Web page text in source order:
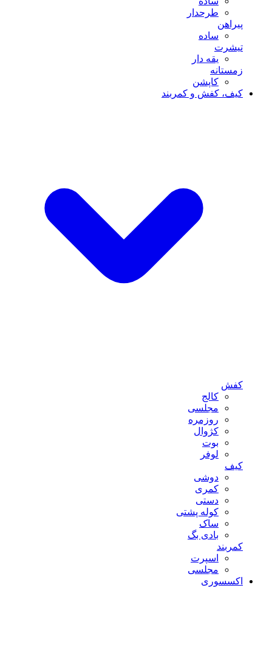
طرحدار
پیراهن
ساده
تیشرت
یقه دار
زمستانه
کاپشن
کیف، کفش و کمربند
کفش
کالج
مجلسی
روزمره
کژوال
بوت
لوفر
کیف
دوشی
کمری
دستی
کوله پشتی
ساک
بادی بگ
کمربند
اسپرت
مجلسی
اکسسوری